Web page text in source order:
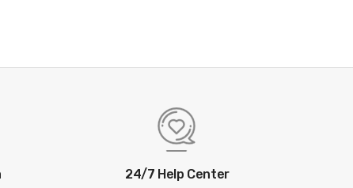
24/7 Help Center